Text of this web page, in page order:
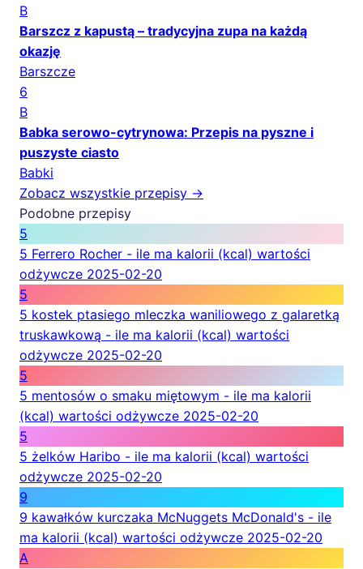
B
Barszcz z kapustą – tradycyjna zupa na każdą
okazję
Barszcze
6
B
Babka serowo-cytrynowa: Przepis na pyszne i
puszyste ciasto
Babki
Zobacz wszystkie przepisy →
Podobne przepisy
5
5 Ferrero Rocher - ile ma kalorii (kcal) wartości
odżywcze 2025-02-20
5
5 kostek ptasiego mleczka waniliowego z galaretką
truskawkową - ile ma kalorii (kcal) wartości
odżywcze 2025-02-20
5
5 mentosów o smaku miętowym - ile ma kalorii
(kcal) wartości odżywcze 2025-02-20
5
5 żelków Haribo - ile ma kalorii (kcal) wartości
odżywcze 2025-02-20
9
9 kawałków kurczaka McNuggets McDonald's - ile
ma kalorii (kcal) wartości odżywcze 2025-02-20
A